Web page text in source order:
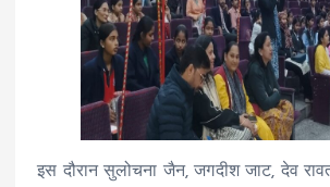
इस दौरान सुलोचना जैन, जगदीश जाट, देव